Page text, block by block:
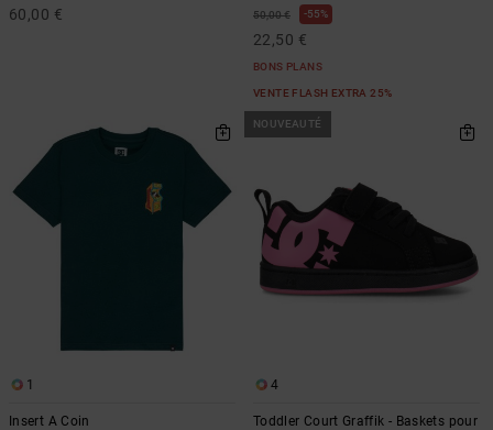
60,00 € 50,00 € 55%
22,50 €
BONS PLANS
VENTE FLASH EXTRA 25%
1
Insert A Coin
NOUVEAUTÉ
4
Toddler Court Graffik - Baskets pour